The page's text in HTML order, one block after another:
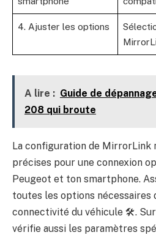
4. Ajuster les options
A lire : Guide de
208 qui broute
La configuration de MirrorLink
précises pour une connexion
Peugeot et ton smartphone.
toutes les options nécessaires
connectivité du véhicule 🛠️.
vérifie aussi les paramètres